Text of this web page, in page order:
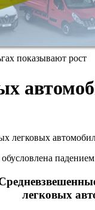
показывают рост
легковых
легковых